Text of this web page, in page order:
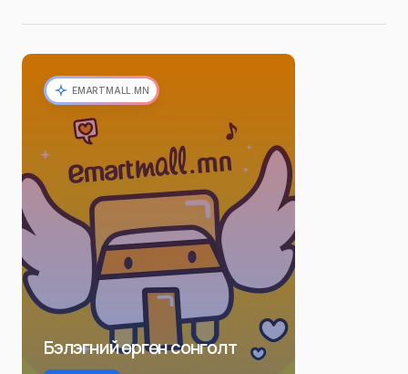
EMARTMALL.MN
Бэлэгний өргөн сонголт